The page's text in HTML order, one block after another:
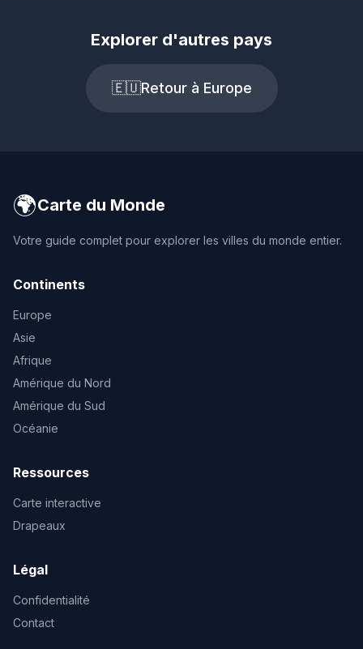
Explorer d'autres pays
🇪🇺Retour à Europe
🌍Carte du Monde
Votre guide complet pour explorer les villes du monde entier.
Continents
Europe
Asie
Afrique
Amérique du Nord
Amérique du Sud
Océanie
Ressources
Carte interactive
Drapeaux
Légal
Confidentialité
Contact